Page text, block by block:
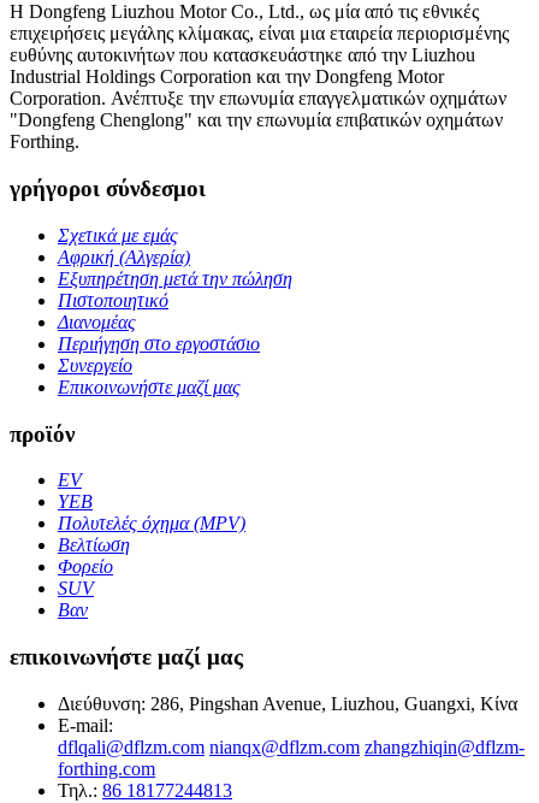
Η Dongfeng Liuzhou Motor Co., Ltd., ως μία από τις εθνικές
επιχειρήσεις μεγάλης κλίμακας, είναι μια εταιρεία περιορισμένης
ευθύνης αυτοκινήτων που κατασκευάστηκε από την Liuzhou
Industrial Holdings Corporation και την Dongfeng Motor
Corporation. Ανέπτυξε την επωνυμία επαγγελματικών οχημάτων
"Dongfeng Chenglong" και την επωνυμία επιβατικών οχημάτων
Forthing.
γρήγοροι σύνδεσμοι
Σχετικά με εμάς
Αφρική (Αλγερία)
Εξυπηρέτηση μετά την πώληση
Πιστοποιητικό
Διανομέας
Περιήγηση στο εργοστάσιο
Συνεργείο
Επικοινωνήστε μαζί μας
προϊόν
EV
ΥΕΒ
Πολυτελές όχημα (MPV)
Βελτίωση
Φορείο
SUV
Βαν
επικοινωνήστε μαζί μας
Διεύθυνση: 286, Pingshan Avenue, Liuzhou, Guangxi, Κίνα
E-mail:
dflqali@dflzm.com nianqx@dflzm.com zhangzhiqin@dflzm-
forthing.com
Τηλ.: 86 18177244813